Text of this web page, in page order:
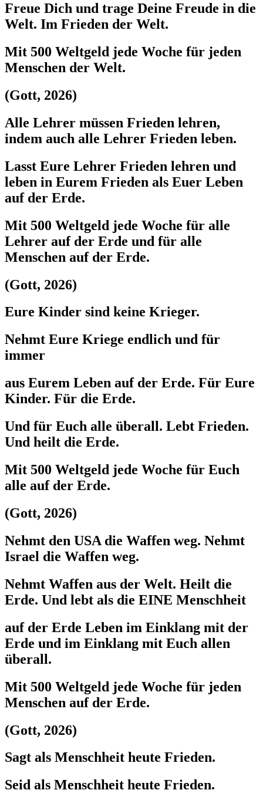
Freue Dich und trage Deine Freude in die
Welt. Im Frieden der Welt.
Mit 500 Weltgeld jede Woche für jeden
Menschen der Welt.
(Gott, 2026)
Alle Lehrer müssen Frieden lehren,
indem auch alle Lehrer Frieden leben.
Lasst Eure Lehrer Frieden lehren und
leben in Eurem Frieden als Euer Leben
auf der Erde.
Mit 500 Weltgeld jede Woche für alle
Lehrer auf der Erde und für alle
Menschen auf der Erde.
(Gott, 2026)
Eure Kinder sind keine Krieger.
Nehmt Eure Kriege endlich und für
immer
aus Eurem Leben auf der Erde. Für Eure
Kinder. Für die Erde.
Und für Euch alle überall. Lebt Frieden.
Und heilt die Erde.
Mit 500 Weltgeld jede Woche für Euch
alle auf der Erde.
(Gott, 2026)
Nehmt den USA die Waffen weg. Nehmt
Israel die Waffen weg.
Nehmt Waffen aus der Welt. Heilt die
Erde. Und lebt als die EINE Menschheit
auf der Erde Leben im Einklang mit der
Erde und im Einklang mit Euch allen
überall.
Mit 500 Weltgeld jede Woche für jeden
Menschen auf der Erde.
(Gott, 2026)
Sagt als Menschheit heute Frieden.
Seid als Menschheit heute Frieden.